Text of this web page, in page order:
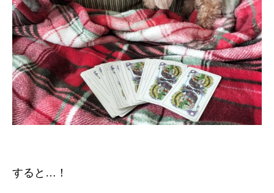
すると…！